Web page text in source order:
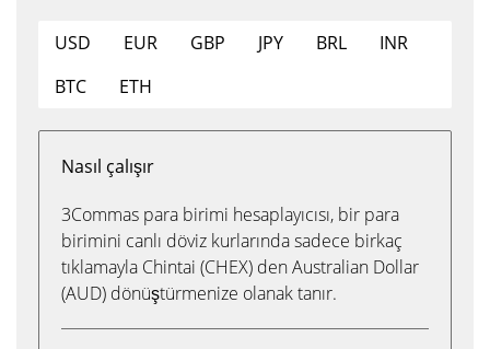
USD EUR GBP JPY BRL
INR
BTC
ETH
Nasıl çalışır
3Commas para birimi hesaplayıcısı, bir para
birimini canlı döviz kurlarında sadece birkaç
tıklamayla Chintai (CHEX) den Australian Dollar
(AUD) dönüştürmenize olanak tanır.